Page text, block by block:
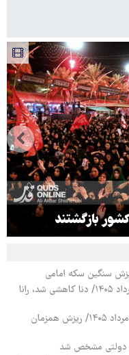
قیمت محصولات ایران خودرو پنج‌شنبه ۸ مرداد ۱۴۰۵/ دنا کاهشی شد، رانا
قیمت محصولات ایران خودرو چهارشنبه ۱۴ مرداد ۱۴۰۵/ ریزش همزمان
دولتی مشخص شد